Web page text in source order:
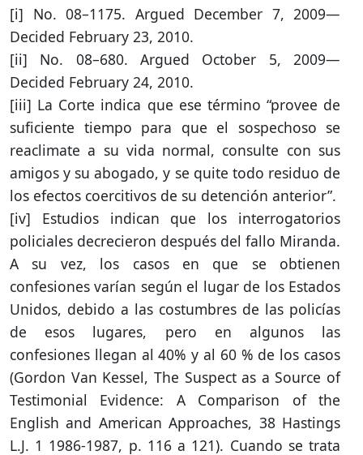
[i] No. 08–1175. Argued December 7, 2009—
Decided February 23, 2010.
[ii] No. 08–680. Argued October 5, 2009—
Decided February 24, 2010.
[iii] La Corte indica que ese término “provee de
suficiente tiempo para que el sospechoso se
reaclimate a su vida normal, consulte con sus
amigos y su abogado, y se quite todo residuo de
los efectos coercitivos de su detención anterior”.
[iv] Estudios indican que los interrogatorios
policiales decrecieron después del fallo Miranda.
A su vez, los casos en que se obtienen
confesiones varían según el lugar de los Estados
Unidos, debido a las costumbres de las policías
de esos lugares, pero en algunos las
confesiones llegan al 40% y al 60 % de los casos
(Gordon Van Kessel, The Suspect as a Source of
Testimonial Evidence: A Comparison of the
English and American Approaches, 38 Hastings
L.J. 1 1986-1987, p. 116 a 121). Cuando se trata